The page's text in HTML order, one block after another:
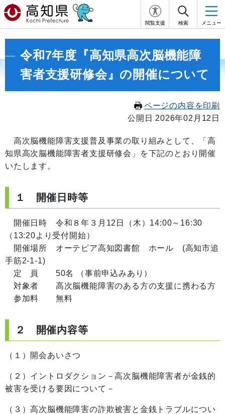
閲覧支援 検索 メニュー
令和7年度『高知県高次脳機能障
害者支援研修会』の開催について
ページの内容を印刷
公開日 2026年02月12日
高次脳機能障害支援普及事業の取り組みとして、「高
知県高次脳機能障害者支援研修会」を下記のとおり開催
いたします。
１ 開催日時等
開催日時 令和８年３月12日（木）14:00～16:30
（13:20より受付開始）
開催場所 オーテピア高知図書館 ホール (高知市追
手筋2-1-1)
定 員 50名 （事前申込みあり）
対象者 高次脳機能障害のある方の支援に携わる方
参加料 無料
２ 開催内容等
（１）開会あいさつ
（２）イントロダクション－高次脳機能障害者が金銭的
被害を受ける要因について－
（３）高次脳機能障害の詐欺被害と金銭トラブルについ